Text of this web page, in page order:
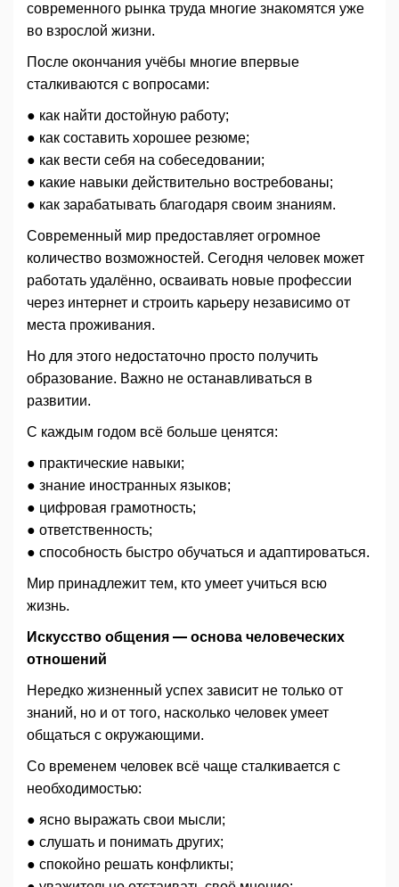
современного рынка труда многие знакомятся уже
во взрослой жизни.
После окончания учёбы многие впервые
сталкиваются с вопросами:
● как найти достойную работу;
● как составить хорошее резюме;
● как вести себя на собеседовании;
● какие навыки действительно востребованы;
● как зарабатывать благодаря своим знаниям.
Современный мир предоставляет огромное
количество возможностей. Сегодня человек может
работать удалённо, осваивать новые профессии
через интернет и строить карьеру независимо от
места проживания.
Но для этого недостаточно просто получить
образование. Важно не останавливаться в
развитии.
С каждым годом всё больше ценятся:
● практические навыки;
● знание иностранных языков;
● цифровая грамотность;
● ответственность;
● способность быстро обучаться и адаптироваться.
Мир принадлежит тем, кто умеет учиться всю
жизнь.
Искусство общения — основа человеческих
отношений
Нередко жизненный успех зависит не только от
знаний, но и от того, насколько человек умеет
общаться с окружающими.
Со временем человек всё чаще сталкивается с
необходимостью:
● ясно выражать свои мысли;
● слушать и понимать других;
● спокойно решать конфликты;